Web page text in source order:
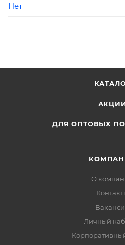
Нет
ДЛЯ ОПТОВЫХ
О
Личный